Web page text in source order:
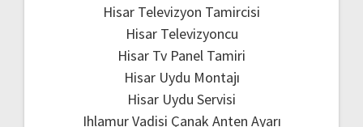
Hisar Televizyon Tamircisi
Hisar Televizyoncu
Hisar Tv Panel Tamiri
Hisar Uydu Montajı
Hisar Uydu Servisi
Ihlamur Vadisi Çanak Anten Ayarı